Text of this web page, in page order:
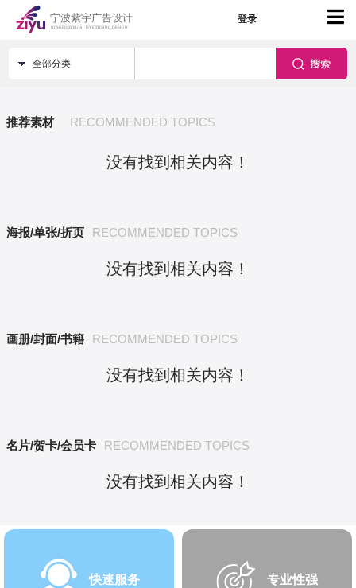
登录
全部分类
推荐素材 RECOMMENDED TOPICS
没有找到相关内容！
海报/单张/折页 RECOMMENDED TOPICS
没有找到相关内容！
画册/封面/书籍 RECOMMENDED TOPICS
没有找到相关内容！
名片/贺卡/会员卡 RECOMMENDED TOPICS
没有找到相关内容！
快速服务 专业性强